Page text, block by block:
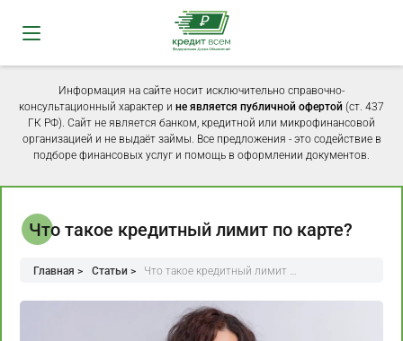
Информация на сайте носит исключительно справочно-
консультационный характер и не является публичной офертой (ст. 437
ГК РФ). Сайт не является банком, кредитной или микрофинансовой
организацией и не выдаёт займы. Все предложения - это содействие в
подборе финансовых услуг и помощь в оформлении документов.
Что такое кредитный лимит по карте?
Главная > Статьи > Что такое кредитный лимит …